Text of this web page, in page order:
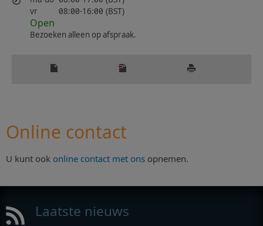
vr
08:00-16:00 (BST)
Open
Bezoeken alleen op afspraak.
Online contact
U kunt ook online contact met ons opnemen.
Laatste nieuws